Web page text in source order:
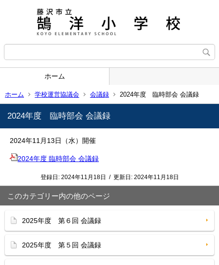
ホーム
ホーム 学校運営協議会 会議録 2024年度 臨時部会 会議録
2024年度 臨時部会 会議録
2024年11月13日（水）開催
2024年度 臨時部会 会議録
登録日: 2024年11月18日 / 更新日: 2024年11月18日
このカテゴリー内の他のページ
2025年度 第６回 会議録
2025年度 第５回 会議録